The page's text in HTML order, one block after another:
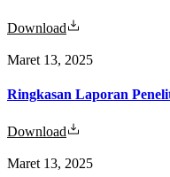
Download
Maret 13, 2025
Ringkasan Laporan
Download
Maret 13, 2025